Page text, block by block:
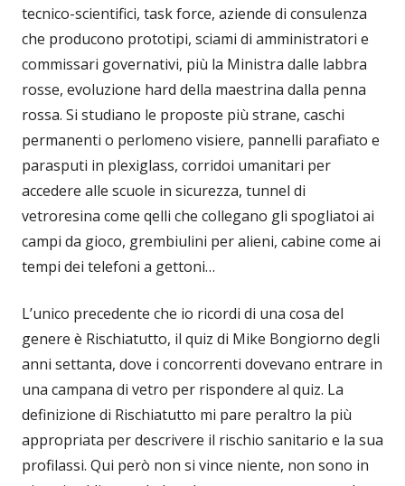
tecnico-scientifici, task force, aziende di consulenza
che producono prototipi, sciami di amministratori e
commissari governativi, più la Ministra dalle labbra
rosse, evoluzione hard della maestrina dalla penna
rossa. Si studiano le proposte più strane, caschi
permanenti o perlomeno visiere, pannelli parafiato e
parasputi in plexiglass, corridoi umanitari per
accedere alle scuole in sicurezza, tunnel di
vetroresina come qelli che collegano gli spogliatoi ai
campi da gioco, grembiulini per alieni, cabine come ai
tempi dei telefoni a gettoni…
L’unico precedente che io ricordi di una cosa del
genere è Rischiatutto, il quiz di Mike Bongiorno degli
anni settanta, dove i concorrenti dovevano entrare in
una campana di vetro per rispondere al quiz. La
definizione di Rischiatutto mi pare peraltro la più
appropriata per descrivere il rischio sanitario e la sua
profilassi. Qui però non si vince niente, non sono in